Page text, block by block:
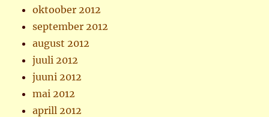
oktoober 2012
september 2012
august 2012
juuli 2012
juuni 2012
mai 2012
aprill 2012